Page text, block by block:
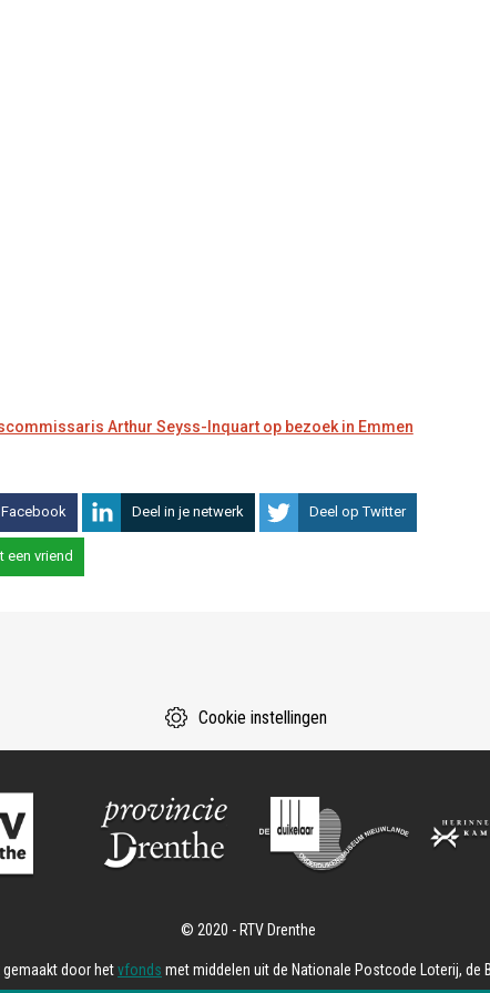
Arthur Seyss-Inquart op bezoek in Emmen
Deel in je netwerk Deel op Twitter
een vriend
Cookie instellingen
door hetvfonds met middelen uit de Nationale Postcode Loterij, de